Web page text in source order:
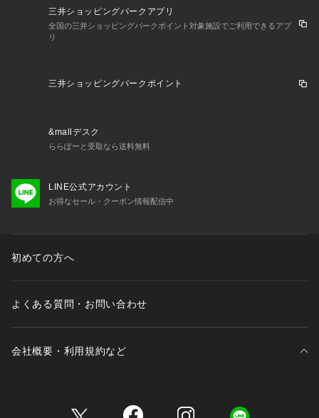
・3/4カップ
・ワイヤーあり
・サイドボーンあり（樹脂製）
・ホック：2段×3列
＜関連アイテム＞
お揃いのアイテムは以下よりご確認ください。
・62682 ブラジャー（G・H）
・42683 おやすみブラ（M・L）
・72680 ノーマルショーツ
・72681 レースショーツ
三井ショッピングパークアプリ
全国の三井ショッピングパークポイント対象施設でご利用できるアプ
リ
三井ショッピングパークポイント
&mallデスク
ららぽーと受取なら送料無料
LINE公式アカウント
お得なセール・クーポン情報配信中
初めての方へ
よくある質問・お問い合わせ
会社概要・利用規約など